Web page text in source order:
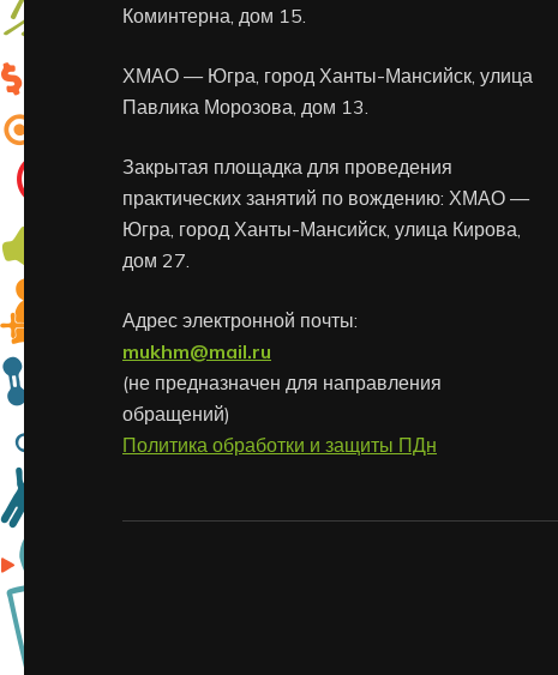
Коминтерна, дом 15.
ХМАО — Югра, город Ханты-Мансийск, улица
Павлика Морозова, дом 13.
Закрытая площадка для проведения
практических занятий по вождению: ХМАО —
Югра, город Ханты-Мансийск, улица Кирова,
дом 27.
Адрес электронной почты:
mukhm@mail.ru
(не предназначен для направления
обращений)
Политика обработки и защиты ПДн